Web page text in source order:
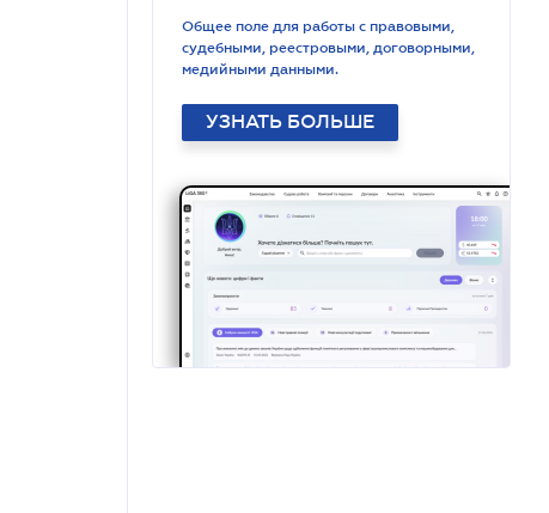
Общее поле для работы с правовыми,
судебными, реестровыми, договорными,
медийными данными.
УЗНАТЬ БОЛЬШЕ